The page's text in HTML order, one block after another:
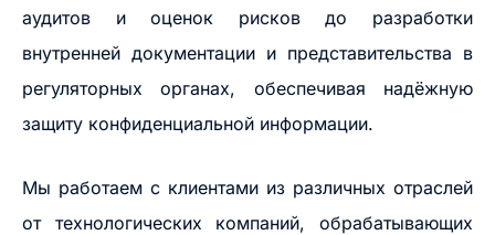
аудитов и оценок рисков до разработки
внутренней документации и представительства в
регуляторных органах, обеспечивая надёжную
защиту конфиденциальной информации.
Мы работаем с клиентами из различных отраслей
от технологических компаний, обрабатывающих